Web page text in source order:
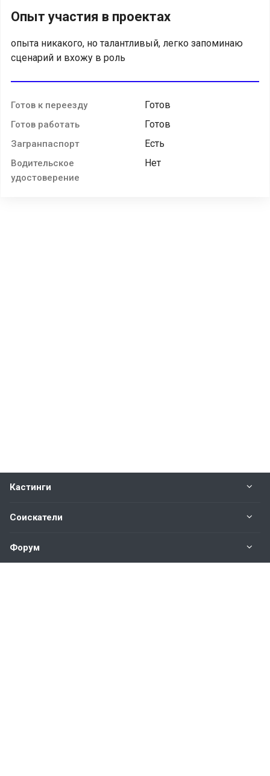
Опыт участия в проектах
опыта никакого, но талантливый, легко запоминаю
сценарий и вхожу в роль
Готов к переезду Готов
Готов работать Готов
Загранпаспорт Есть
Водительское
удостоверение
Нет
Кастинги
Соискатели
Форум